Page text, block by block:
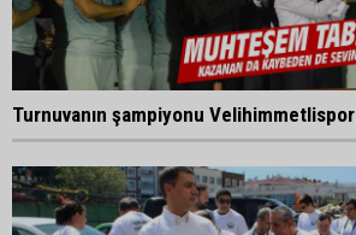
Turnuvanın şampiyonu Velihimmetlispor